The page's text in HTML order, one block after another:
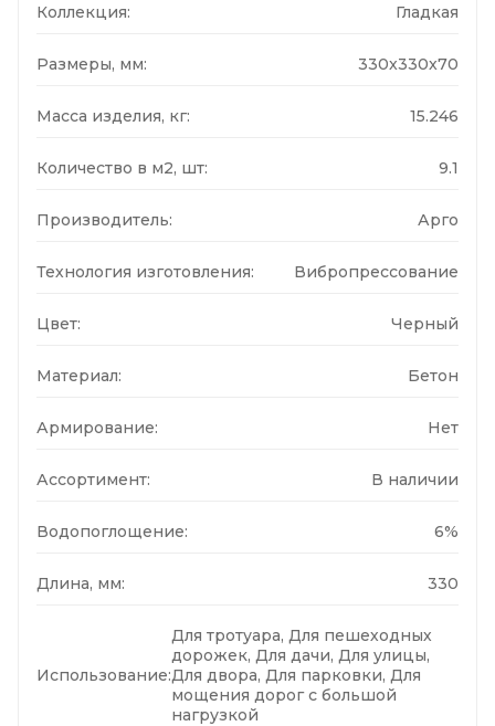
Коллекция: Гладкая
Размеры, мм: 330x330x70
Масса изделия, кг: 15.246
Количество в м2, шт: 9.1
Производитель: Арго
Технология изготовления: Вибропрессование
Цвет: Черный
Материал: Бетон
Армирование: Нет
Ассортимент: В наличии
Водопоглощение: 6%
Длина, мм: 330
Использование:
Для тротуара, Для пешеходных
дорожек, Для дачи, Для улицы,
Для двора, Для парковки, Для
мощения дорог с большой
нагрузкой